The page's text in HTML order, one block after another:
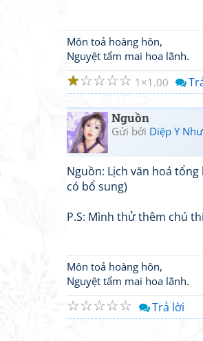
Môn toả hoàng hôn,
Nguyệt tẩm mai hoa lãnh.
☆
☆
☆
☆
☆ 1 1.00
Nguồn
Gửi bởi Diệp Y Như
Nguồn: Lịch văn hoá
có bổ sung)
P.S: Mình thử thêm chú
Môn toả hoàng hôn,
Nguyệt tẩm mai hoa lãnh.
☆
☆
☆
☆
☆ Trả lời